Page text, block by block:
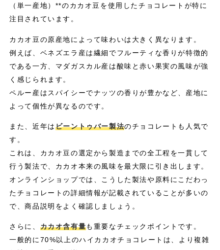
（単一産地）**のカカオ豆を使用したチョコレートが特に
注目されています。
カカオ豆の原産地によって味わいは大きく異なります。
例えば、ベネズエラ産は繊細でフルーティな香りが特徴的
である一方、マダガスカル産は酸味と赤い果実の風味が強
く感じられます。
ペルー産はスパイシーでナッツの香りが豊かなど、産地に
よって個性が異なるのです。
また、近年はビーントゥバー製法のチョコレートも人気で
す。
これは、カカオ豆の選定から製造までの全工程を一貫して
行う製法で、カカオ本来の風味を最大限に引き出します。
オンラインショップでは、こうした製法や原料にこだわっ
たチョコレートの詳細情報が記載されていることが多いの
で、商品説明をよく確認しましょう。
さらに、 カカオ含有量も重要なチェックポイントです。
一般的に70%以上のハイカカオチョコレートは、より複雑